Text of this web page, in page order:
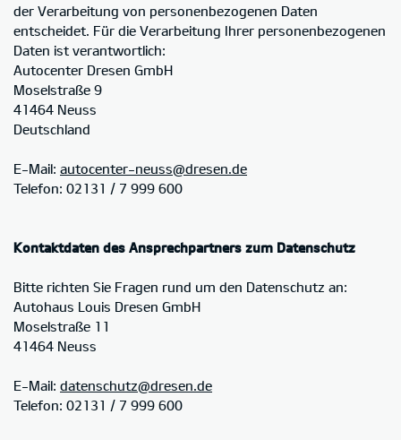
der Verarbeitung von personenbezogenen Daten
entscheidet. Für die Verarbeitung Ihrer personenbezogenen
Daten ist verantwortlich:
Autocenter Dresen GmbH
Moselstraße 9
41464 Neuss
Deutschland
E-Mail: autocenter-neuss@dresen.de
Telefon: 02131 / 7 999 600
Kontaktdaten des Ansprechpartners zum Datenschutz
Bitte richten Sie Fragen rund um den Datenschutz an:
Autohaus Louis Dresen GmbH
Moselstraße 11
41464 Neuss
E-Mail: datenschutz@dresen.de
Telefon: 02131 / 7 999 600